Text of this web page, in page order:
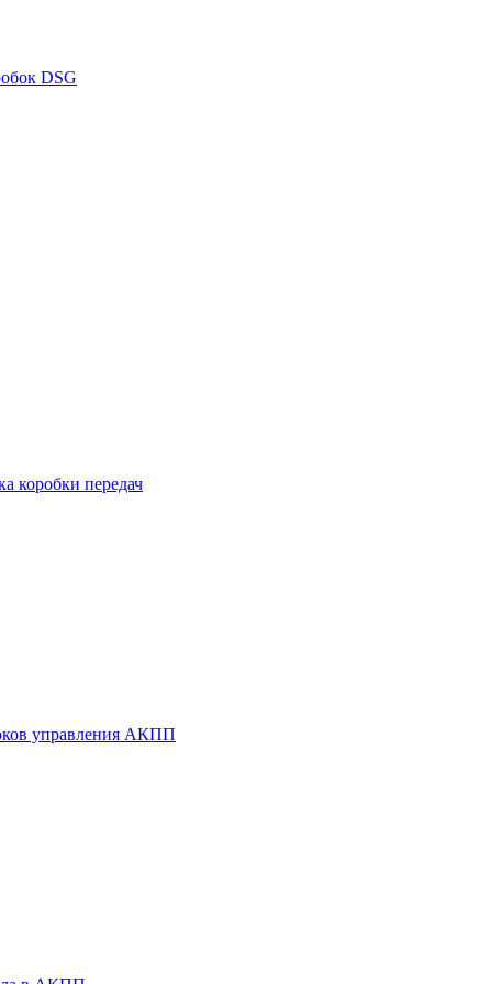
DSG
коробки передач
управления АКПП